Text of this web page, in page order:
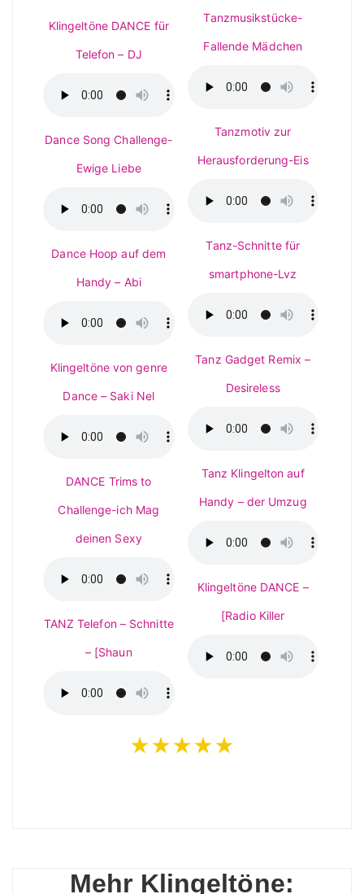
Klingeltöne DANCE für
Telefon – DJ
Dance Song Challenge-
Ewige Liebe
Dance Hoop auf dem
Handy – Abi
Klingeltöne von genre
Dance – Saki Nel
DANCE Trims to
Challenge-ich Mag
deinen Sexy
TANZ Telefon – Schnitte
– [Shaun
Tanzmusikstücke-
Fallende Mädchen
Tanzmotiv zur
Herausforderung-Eis
Tanz-Schnitte für
smartphone-Lvz
Tanz Gadget Remix –
Desireless
Tanz Klingelton auf
Handy – der Umzug
Klingeltöne DANCE –
[Radio Killer
★★★★★
Mehr Klingeltöne: